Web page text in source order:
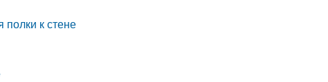
к стене